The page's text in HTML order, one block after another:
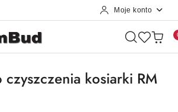
Moje konto
kosiarki RM